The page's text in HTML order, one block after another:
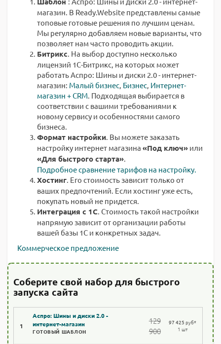
магазин. В Ready.Website представлены самые
топовые готовые решения по лучшим ценам.
Мы регулярно добавляем новые варианты, что
позволяет нам часто проводить акции.
Битрикс. На выбор доступно несколько
лицензий 1С-Битрикс, на которых может
работать Аспро: Шины и диски 2.0 - интернет-
магазин: Малый бизнес, Бизнес, Интернет-
магазин + CRM. Подходящая выбирается в
соответствии с вашими требованиями к
новому сервису и особенностями самого
бизнеса.
Формат настройки. Вы можете заказать
настройку интернет магазина «Под ключ» или
«Для быстрого старта».
Подробное сравнение тарифов на настройку.
Хостинг. Его стоимость зависит только от
ваших предпочтений. Если хостинг уже есть,
покупать новый не придется.
Интеграция с 1С. Стоимость такой настройки
напрямую зависит от организации работы
вашей базы 1С и конкретных задач.
Коммерческое предложение
Соберите свой набор для быстрого
запуска сайта
1
Аспро: Шины и диски 2.0 -
интернет-магазин
ГОТОВЫЙ ШАБЛОН
129
900
97 425руб*
1 шт